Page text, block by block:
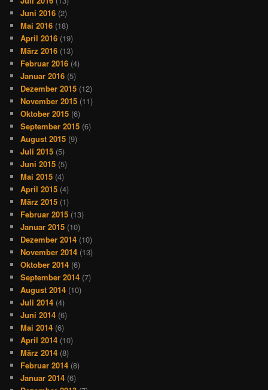
Juni 2016 (2)
Mai 2016 (18)
April 2016 (19)
März 2016 (13)
Februar 2016 (4)
Januar 2016 (5)
Dezember 2015 (12)
November 2015 (11)
Oktober 2015 (6)
September 2015 (6)
August 2015 (9)
Juli 2015 (5)
Juni 2015 (5)
Mai 2015 (4)
April 2015 (4)
März 2015 (1)
Februar 2015 (13)
Januar 2015 (10)
Dezember 2014 (10)
November 2014 (13)
Oktober 2014 (6)
September 2014 (7)
August 2014 (10)
Juli 2014 (4)
Juni 2014 (6)
Mai 2014 (6)
April 2014 (10)
März 2014 (8)
Februar 2014 (8)
Januar 2014 (6)